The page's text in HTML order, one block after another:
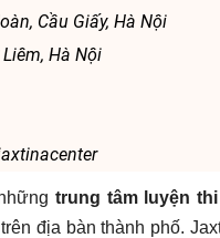
Cầu Giấy, Hà Nội
Hà Nội
trung tâm luyện
địa bàn thành phố.